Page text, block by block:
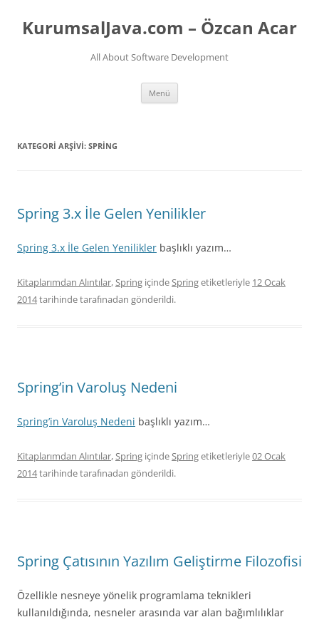
KurumsalJava.com – Özcan Acar
All About Software Development
Menü
KATEGORI ARŞIVI: SPRING
Spring 3.x İle Gelen Yenilikler
Spring 3.x İle Gelen Yenilikler başlıklı yazım…
Kitaplarımdan Alıntılar,Spring içindeSpringetiketleriyle 12 Ocak
2014tarihindetarafınadan gönderildi.
Spring’in Varoluş Nedeni
Spring’in Varoluş Nedeni başlıklı yazım…
Kitaplarımdan Alıntılar,Spring içindeSpringetiketleriyle02 Ocak
2014tarihindetarafınadan gönderildi.
Spring Çatısının Yazılım Geliştirme Filozofisi
Özellikle nesneye yönelik programlama teknikleri
kullanıldığında, nesneler arasında var alan bağımlılıklar